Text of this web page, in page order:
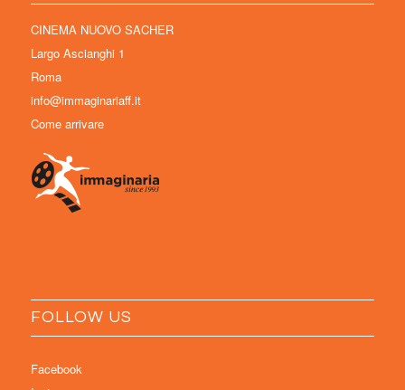
CINEMA NUOVO SACHER
Largo Ascianghi 1
Roma
info@immaginariaff.it
Come arrivare
FOLLOW US
Facebook